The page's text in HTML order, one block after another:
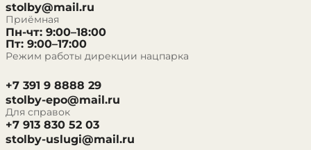
stolby@mail.ru
Приёмная
Пн-чт: 9:00–18:00
Пт: 9:00–17:00
Режим работы дирекции нацпарка
+7 391 9 8888 29
stolby-epo@mail.ru
Для справок
+7 913 830 52 03
stolby-uslugi@mail.ru